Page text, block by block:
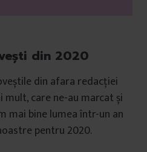
din 2020
din afara redacției
mult, care ne-au marcat și
mai bine lumea într-un an
pentru 2020.